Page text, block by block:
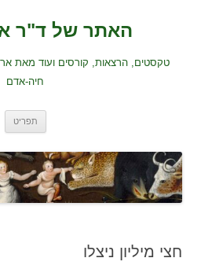
האתר של ד"ר
טקסטים, הרצאות, קורסים ועוד מאת
חיה-אדם
תפריט
חצי מיליון ניצלו